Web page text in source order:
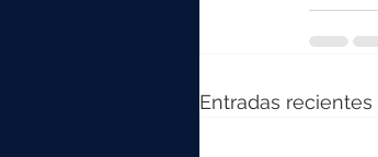
Entradas recientes